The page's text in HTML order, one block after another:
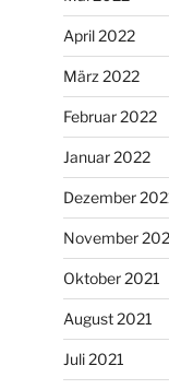
April 2022
März 2022
Februar 2022
Januar 2022
Dezember
November
Oktober 2021
August 2021
Juli 2021